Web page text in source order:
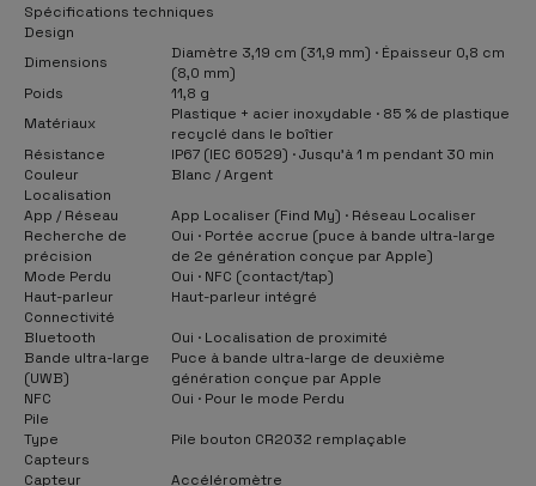
Spécifications techniques
Design
Dimensions
Diamètre 3,19 cm (31,9 mm) · Épaisseur 0,8 cm
(8,0 mm)
Poids
11,8 g
Matériaux
Plastique + acier inoxydable · 85 % de plastique
recyclé dans le boîtier
Résistance
IP67 (IEC 60529) · Jusqu’à 1 m pendant 30 min
Couleur
Blanc / Argent
Localisation
App / Réseau
App Localiser (Find My) · Réseau Localiser
Recherche de
précision
Oui · Portée accrue (puce à bande ultra-large
de 2e génération conçue par Apple)
Mode Perdu
Oui · NFC (contact/tap)
Haut-parleur
Haut-parleur intégré
Connectivité
Bluetooth
Oui · Localisation de proximité
Bande ultra-large
(UWB)
Puce à bande ultra-large de deuxième
génération conçue par Apple
NFC
Oui · Pour le mode Perdu
Pile
Type
Pile bouton CR2032 remplaçable
Capteurs
Capteur
Accéléromètre